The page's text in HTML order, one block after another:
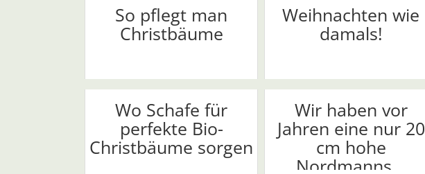
So pflegt man
Christbäume
Weihnachten wie
damals!
Wo Schafe für
perfekte Bio-
Christbäume sorgen
Wir haben vor
Jahren eine nur 20
cm hohe
Nordmanns...